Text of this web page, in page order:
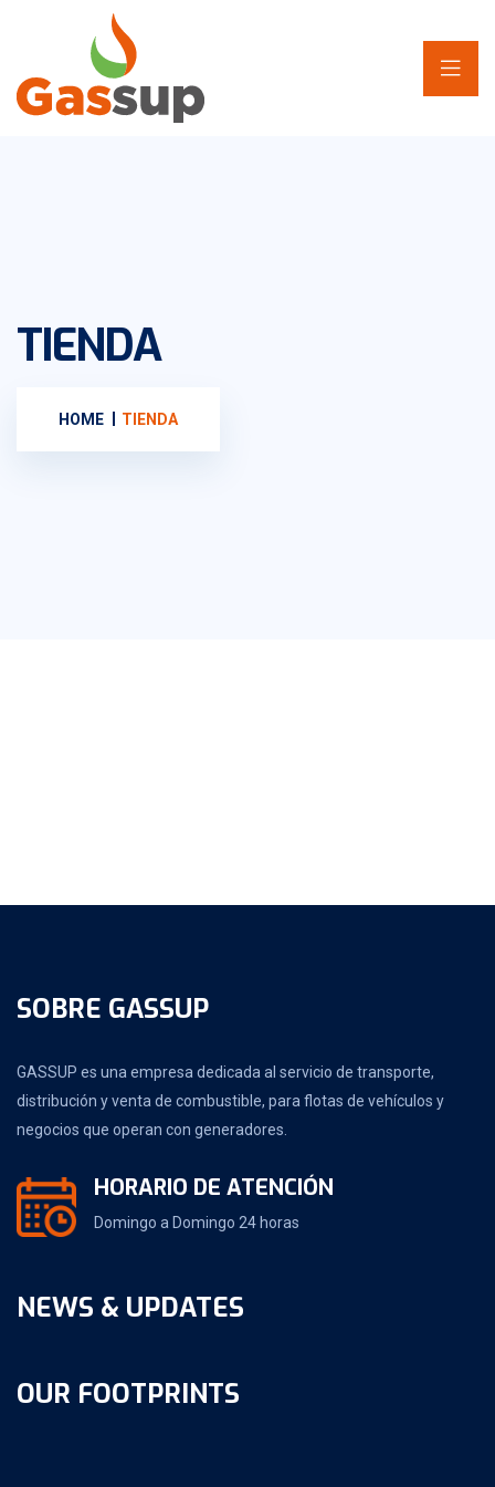
TIENDA
HOME TIENDA
SOBRE GASSUP
GASSUP es una empresa dedicada al servicio de transporte,
distribución y venta de combustible, para flotas de vehículos y
negocios que operan con generadores.
HORARIO DE ATENCIÓN
Domingo a Domingo 24 horas
NEWS & UPDATES
OUR FOOTPRINTS